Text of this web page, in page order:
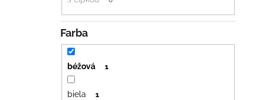
Farba
béžová 1
biela 1